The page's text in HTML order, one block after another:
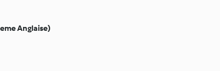
Anglaise)